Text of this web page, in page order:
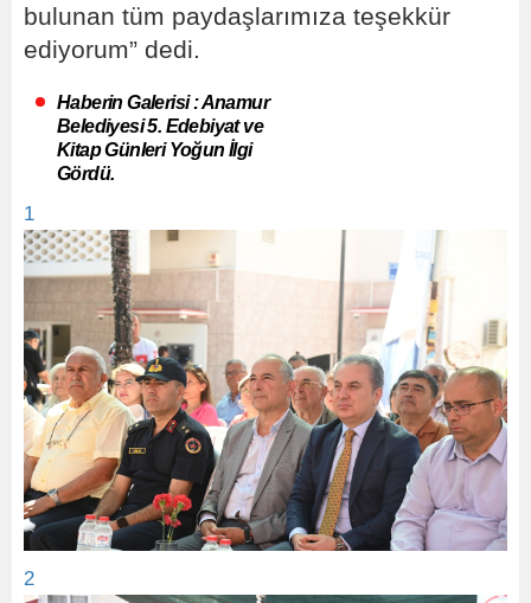
bulunan tüm paydaşlarımıza teşekkür
ediyorum” dedi.
Haberin Galerisi : Anamur
Belediyesi 5. Edebiyat ve
Kitap Günleri Yoğun İlgi
Gördü.
1
2